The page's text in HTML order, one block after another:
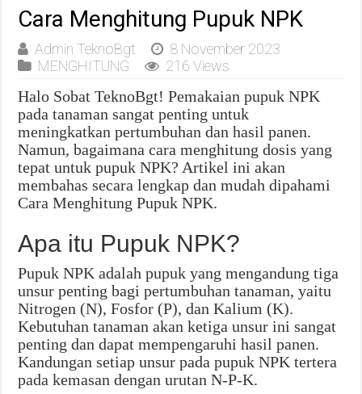
Cara Menghitung Pupuk NPK
Admin TeknoBgt
8 November 2023
MENGHITUNG
216 Views
Halo Sobat TeknoBgt! Pemakaian pupuk NPK
pada tanaman sangat penting untuk
meningkatkan pertumbuhan dan hasil panen.
Namun, bagaimana cara menghitung dosis yang
tepat untuk pupuk NPK? Artikel ini akan
membahas secara lengkap dan mudah dipahami
Cara Menghitung Pupuk NPK.
Apa itu Pupuk NPK?
Pupuk NPK adalah pupuk yang mengandung tiga
unsur penting bagi pertumbuhan tanaman, yaitu
Nitrogen (N), Fosfor (P), dan Kalium (K).
Kebutuhan tanaman akan ketiga unsur ini sangat
penting dan dapat mempengaruhi hasil panen.
Kandungan setiap unsur pada pupuk NPK tertera
pada kemasan dengan urutan N-P-K.